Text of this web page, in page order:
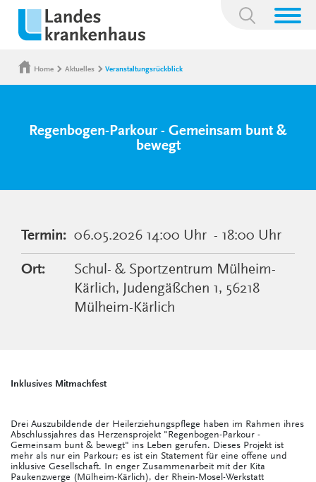
Suchbegriff:
Home Aktuelles Veranstaltungsrückblick
Regenbogen-Parkour - Gemeinsam bunt &
bewegt
Termin: 06.05.2026 14:00 Uhr - 18:00 Uhr
Ort:
Schul- & Sportzentrum Mülheim-
Kärlich, Judengäßchen 1, 56218
Mülheim-Kärlich
Inklusives Mitmachfest
Drei Auszubildende der Heilerziehungspflege haben im Rahmen ihres
Abschlussjahres das Herzensprojekt "Regenbogen-Parkour -
Gemeinsam bunt & bewegt" ins Leben gerufen. Dieses Projekt ist
mehr als nur ein Parkour; es ist ein Statement für eine offene und
inklusive Gesellschaft. In enger Zusammenarbeit mit der Kita
Paukenzwerge (Mülheim-Kärlich), der Rhein-Mosel-Werkstatt